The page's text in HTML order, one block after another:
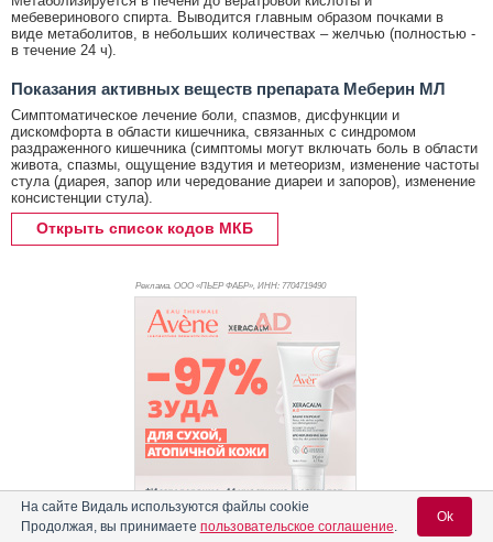
мебеверинового спирта. Выводится главным образом почками в
виде метаболитов, в небольших количествах – желчью (полностью -
в течение 24 ч).
Показания активных веществ препарата Меберин МЛ
Симптоматическое лечение боли, спазмов, дисфункции и
дискомфорта в области кишечника, связанных с синдромом
раздраженного кишечника (симптомы могут включать боль в области
живота, спазмы, ощущение вздутия и метеоризм, изменение частоты
стула (диарея, запор или чередование диареи и запоров), изменение
консистенции стула).
Открыть список кодов МКБ
Реклама. ООО «ПЬЕР ФАБР», ИНН: 7704719490
Реклама
На сайте Видаль используются файлы cookie
Продолжая, вы принимаете пользовательское соглашение.
Ok